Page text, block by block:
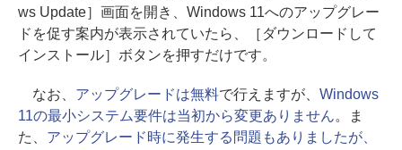
ws Update］画面を開き、Windows 11へのアップグレー
ドを促す案内が表示されていたら、［ダウンロードして
インストール］ボタンを押すだけです。
なお、 アップグレードは無料で行えますが、 Windows
11の最小システム要件は当初から変更ありません。ま
た、 アップグレード時に発生する問題もありましたが、